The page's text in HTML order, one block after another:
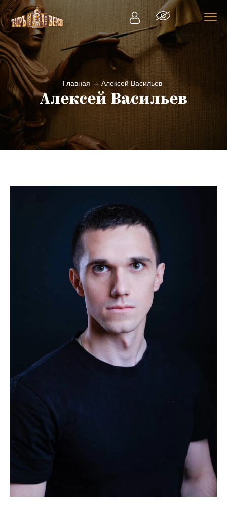
Главная Алексей Васильев
Алексей Васильев